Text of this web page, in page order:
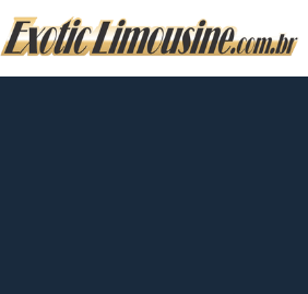
to
content